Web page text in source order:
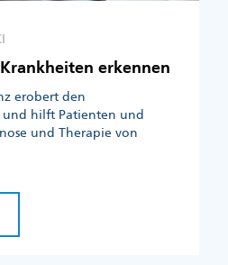
erkennen
erobert den
und hilft Patienten und
und Therapie von